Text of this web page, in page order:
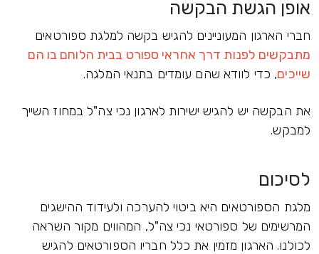
אופן הגשת הבקשה
חברי הארגון המעוניינים להגיש בקשה למלגת ספורטאים
מתבקשים לפנות דרך אחראי ספורט בבית הלוחם בו הם
שייכים, כדי לוודא שהם עומדים בתנאי המלגה.
את הבקשה יש להגיש ישירות לארגון נכי צה"ל במחוז השייך
למבקש.
לסיכום
מלגת הספורטאים היא ביטוי להערכה ולעידוד ההישגים
המרשימים של ספורטאי נכי צה"ל, המהווים מקור השראה
לכולנו. הארגון מזמין את כלל חבריו הספורטאים להגיש